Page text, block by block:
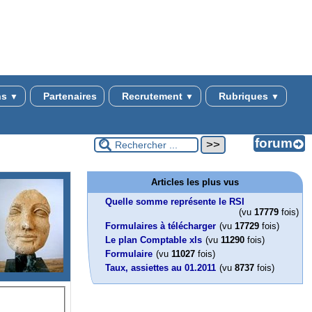
▼ Partenaires Recrutement ▼ Rubriques ▼
Articles les plus vus
Quelle somme représente le RSI
(vu 17779fois)
Formulaires à télécharger (vu17729 fois)
Le plan Comptable xls (vu11290 fois)
Formulaire (vu11027 fois)
Taux, assiettes au 01.2011 (vu8737 fois)